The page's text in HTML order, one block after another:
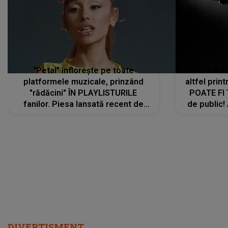
"Petal" înflorește pe toate
platformele muzicale, prinzând
"rădăcini" ÎN PLAYLISTURILE
fanilor. Piesa lansată recent de
altfel
POATE FI
de public!